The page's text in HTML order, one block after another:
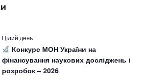
Цілий день
Конкурс МОН України на
фінансування наукових досліджень і
розробок – 2026